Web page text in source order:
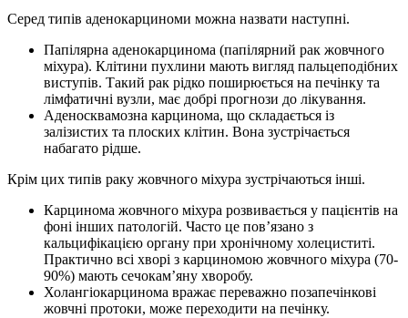
Серед типів аденокарциноми можна назвати наступні.
Папілярна аденокарцинома (папілярний рак жовчного
міхура). Клітини пухлини мають вигляд пальцеподібних
виступів. Такий рак рідко поширюється на печінку та
лімфатичні вузли, має добрі прогнози до лікування.
Аденосквамозна карцинома, що складається із
залізистих та плоских клітин. Вона зустрічається
набагато рідше.
Крім цих типів раку жовчного міхура зустрічаються інші.
Карцинома жовчного міхура розвивається у пацієнтів на
фоні інших патологій. Часто це пов’язано з
кальцифікацією органу при хронічному холециститі.
Практично всі хворі з карциномою жовчного міхура (70-
90%) мають сечокам’яну хворобу.
Холангіокарцинома вражає переважно позапечінкові
жовчні протоки, може переходити на печінку.